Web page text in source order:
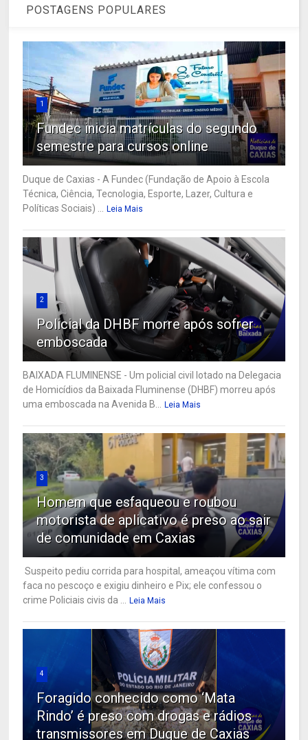
POSTAGENS POPULARES
1
Fundec inicia matrículas do segundo
semestre para cursos online
Duque de Caxias - A Fundec (Fundação de Apoio à Escola
Técnica, Ciência, Tecnologia, Esporte, Lazer, Cultura e
Políticas Sociais) ...
Leia Mais
2
Policial da DHBF morre após sofrer
emboscada
BAIXADA FLUMINENSE - Um policial civil lotado na Delegacia
de Homicídios da Baixada Fluminense (DHBF) morreu após
uma emboscada na Avenida B...
Leia Mais
3
Homem que esfaqueou e roubou
motorista de aplicativo é preso ao sair
de comunidade em Caxias
Suspeito pediu corrida para hospital, ameaçou vítima com
faca no pescoço e exigiu dinheiro e Pix; ele confessou o
crime Policiais civis da ...
Leia Mais
4
Foragido conhecido como ‘Mata
Rindo’ é preso com drogas e rádios
transmissores em Duque de Caxias